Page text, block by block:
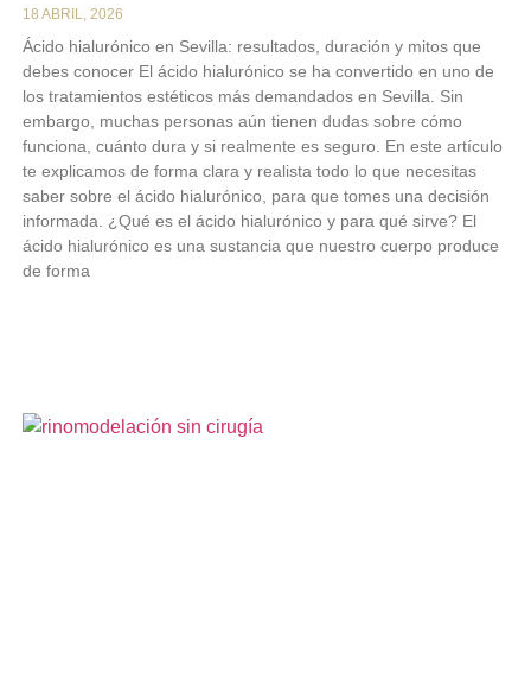
18 ABRIL, 2026
Ácido hialurónico en Sevilla: resultados, duración y mitos que
debes conocer El ácido hialurónico se ha convertido en uno de
los tratamientos estéticos más demandados en Sevilla. Sin
embargo, muchas personas aún tienen dudas sobre cómo
funciona, cuánto dura y si realmente es seguro. En este artículo
te explicamos de forma clara y realista todo lo que necesitas
saber sobre el ácido hialurónico, para que tomes una decisión
informada. ¿Qué es el ácido hialurónico y para qué sirve? El
ácido hialurónico es una sustancia que nuestro cuerpo produce
de forma